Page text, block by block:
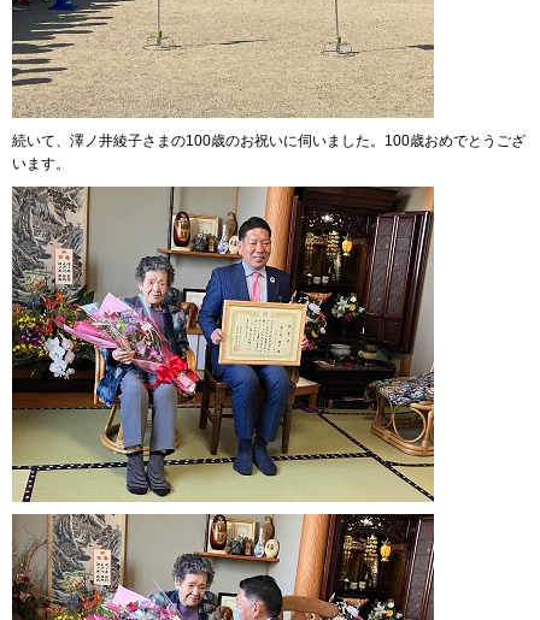
続いて、澤ノ井綾子さまの100歳のお祝いに伺いました。100歳おめでとうござ
います。